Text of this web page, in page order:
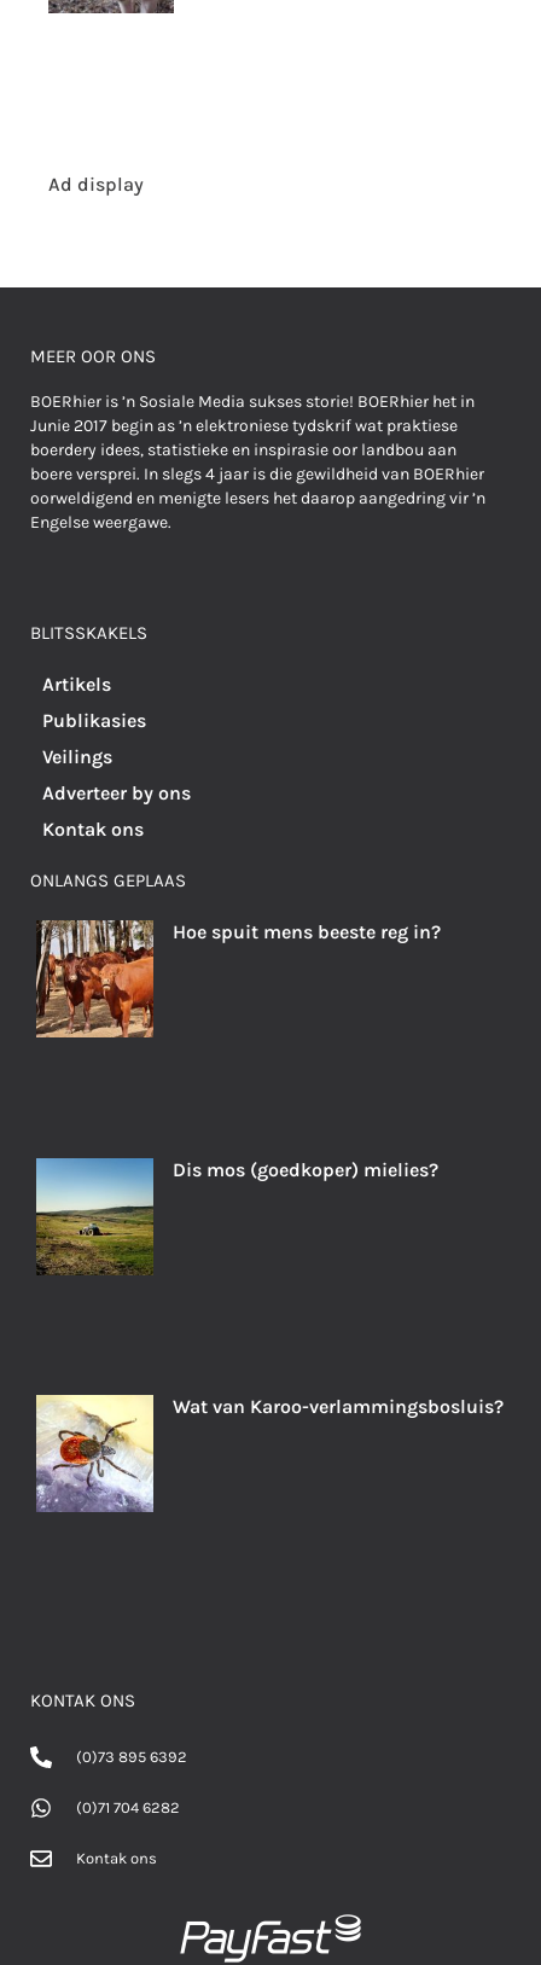
Ad display
MEER OOR ONS
BOERhier is ’n Sosiale Media sukses storie! BOERhier het in
Junie 2017 begin as ’n elektroniese tydskrif wat praktiese
boerdery idees, statistieke en inspirasie oor landbou aan
boere versprei. In slegs 4 jaar is die gewildheid van BOERhier
oorweldigend en menigte lesers het daarop aangedring vir ’n
Engelse weergawe.
BLITSSKAKELS
Artikels
Publikasies
Veilings
Adverteer by ons
Kontak ons
ONLANGS GEPLAAS
Hoe spuit mens beeste reg in?
Dis mos (goedkoper) mielies?
Wat van Karoo-verlammingsbosluis?
KONTAK ONS
(0)73 895 6392
(0)71 704 6282
Kontak ons